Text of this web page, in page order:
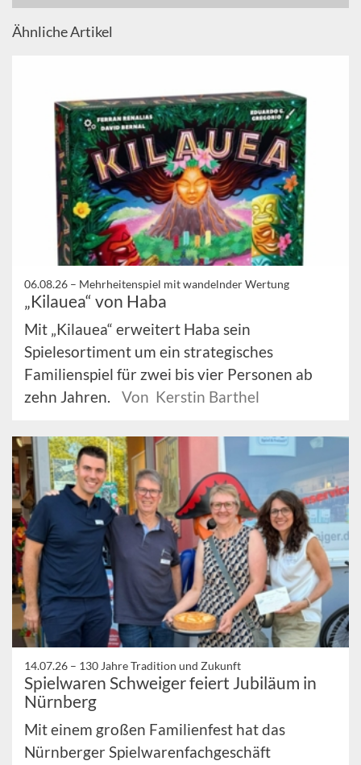
Ähnliche Artikel
06.08.26 – Mehrheitenspiel mit wandelnder Wertung
„Kilauea“ von Haba
Mit „Kilauea“ erweitert Haba sein
Spielesortiment um ein strategisches
Familienspiel für zwei bis vier Personen ab
zehn Jahren.
Von Kerstin Barthel
14.07.26 – 130 Jahre Tradition und Zukunft
Spielwaren Schweiger feiert Jubiläum in
Nürnberg
Mit einem großen Familienfest hat das
Nürnberger Spielwarenfachgeschäft